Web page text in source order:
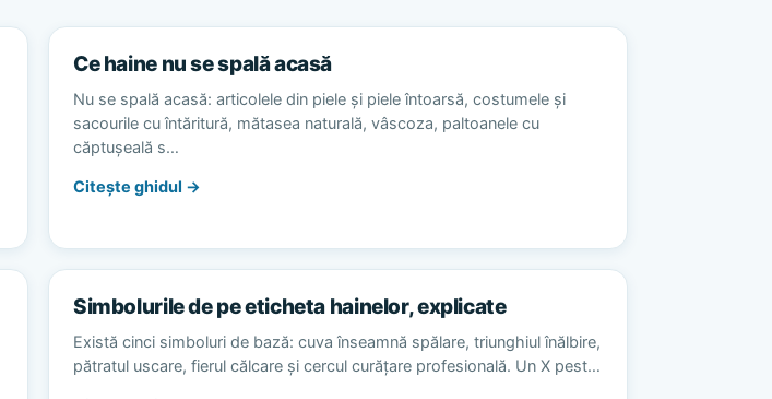
Ce haine nu se spală acasă
Nu se spală acasă: articolele din piele și piele întoarsă, costumele și
sacourile cu întăritură, mătasea naturală, vâscoza, paltoanele cu
căptușeală s…
Citește ghidul →
Simbolurile de pe eticheta hainelor, explicate
Există cinci simboluri de bază: cuva înseamnă spălare, triunghiul înălbire,
pătratul uscare, fierul călcare și cercul curățare profesională. Un X pest…